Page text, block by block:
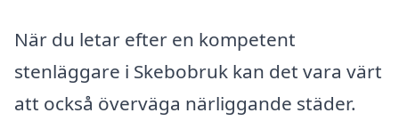
När du letar efter en kompetent
stenläggare i Skebobruk kan det vara värt
att också överväga närliggande städer.